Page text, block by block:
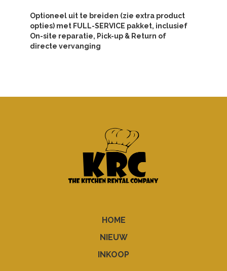
Optioneel uit te breiden (zie extra product
opties) met FULL-SERVICE pakket, inclusief
On-site reparatie, Pick-up & Return of
directe vervanging
HOME
NIEUW
INKOOP